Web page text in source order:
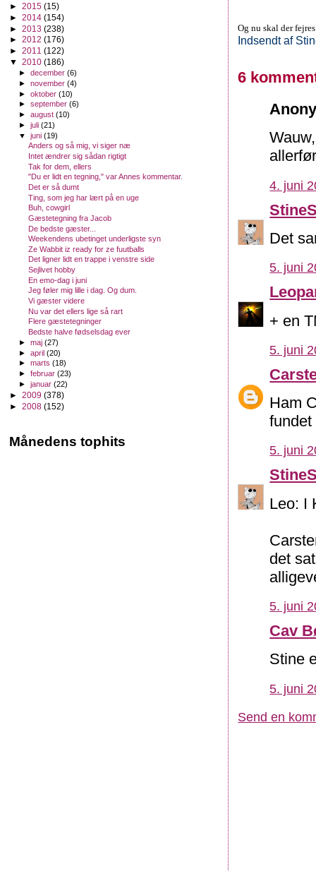
Og nu skal der
Indsendt af
6
4. juni
Det
5. juni
+ en
5. juni
Ham
fundet
5. juni
Leo: I
det
5. juni
Cav
Stine
5. juni
Send en
► 2015 (15)
► 2014 (154)
► 2013 (238)
► 2012 (176)
► 2011 (122)
▼ 2010 (186)
►december(6)
►november(4)
►oktober(10)
►september(6)
►august(10)
►juli(21)
▼juni(19)
Anders og så mig, vi siger næ
Intet ændrer sig sådan rigtigt
Tak for dem, ellers
"Du er lidt en tegning," var Annes kommentar.
Det er så dumt
Ting, som jeg har lært på en uge
Buh, cowgirl
Gæstetegning fra Jacob
De bedste gæster...
Weekendens ubetinget underligste syn
Ze Wabbit iz ready for ze fuutballs
Det ligner lidt en trappe i venstre side
Sejlivet hobby
En emo-dag i juni
Jeg føler mig lille i dag. Og dum.
Vi gæster videre
Nu var det ellers lige så rart
Flere gæstetegninger
Bedste halve fødselsdag ever
►maj(27)
►april(20)
►marts(18)
►februar(23)
►januar(22)
► 2009 (378)
► 2008 (152)
Månedens tophits